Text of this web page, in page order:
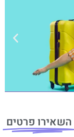
השאירו פרטים